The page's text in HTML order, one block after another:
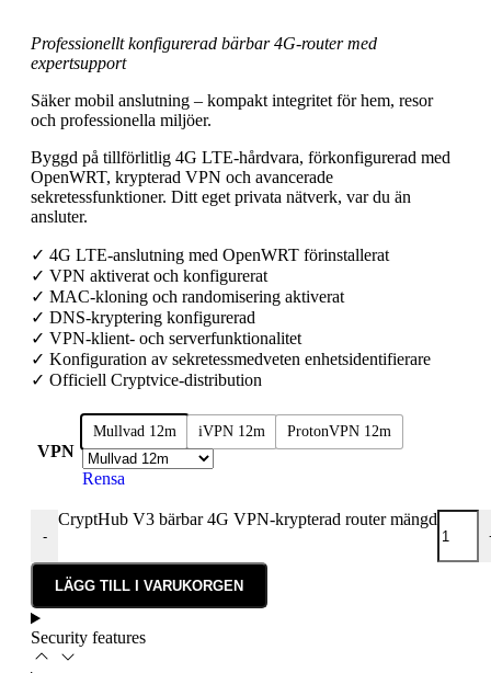
Professionellt konfigurerad bärbar 4G-router med
expertsupport
Säker mobil anslutning – kompakt integritet för hem, resor
och professionella miljöer.
Byggd på tillförlitlig 4G LTE-hårdvara, förkonfigurerad med
OpenWRT, krypterad VPN och avancerade
sekretessfunktioner. Ditt eget privata nätverk, var du än
ansluter.
✓ 4G LTE-anslutning med OpenWRT förinstallerat
✓ VPN aktiverat och konfigurerat
✓ MAC-kloning och randomisering aktiverat
✓ DNS-kryptering konfigurerad
✓ VPN-klient- och serverfunktionalitet
✓ Konfiguration av sekretessmedveten enhetsidentifierare
✓ Officiell Cryptvice-distribution
VPN
Mullvad 12m iVPN 12m ProtonVPN 12m
Rensa
-
CryptHub V3 bärbar 4G VPN-krypterad router mängd
LÄGG TILL I VARUKORGEN
Security features